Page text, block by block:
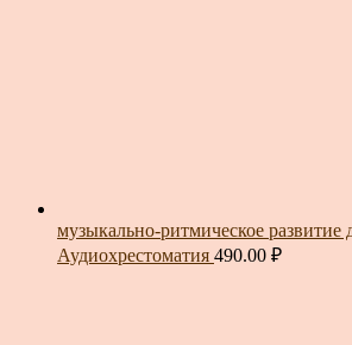
музыкально-ритмическое развитие
Аудиохрестоматия 490.00 ₽